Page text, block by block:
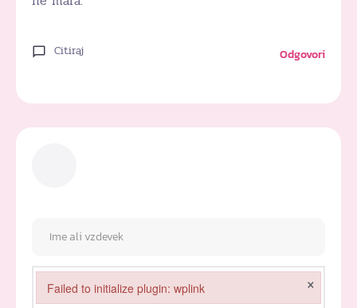
Citiraj Odgovori
Failed to initialize plugin: wplink ×